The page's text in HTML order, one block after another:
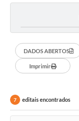
Sala do Empreendedor
Transparência RPPS
Governança
Legislação
DADOS ABERTOS
Imprimir
7 editais encontrados